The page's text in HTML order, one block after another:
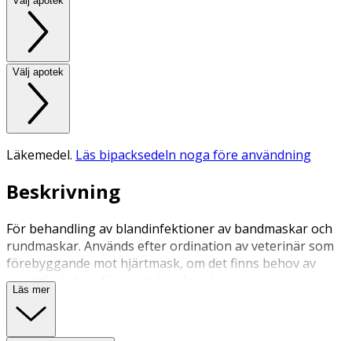
Välj apotek
Läkemedel. Läs bipacksedeln noga före användning
Beskrivning
För behandling av blandinfektioner av bandmaskar och
rundmaskar. Används efter ordination av veterinär som
förebyggande mot hjärtmask, om det finns behov av
samtidig behandling mot bandmaskar.
Hållbarhet för delad tablett i öppnad innerförpackning: 6
månader
Läs mer